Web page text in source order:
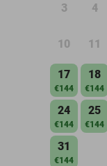
3 4
10 11
17
€144
18
€144
24
€144
25
€144
31
€144